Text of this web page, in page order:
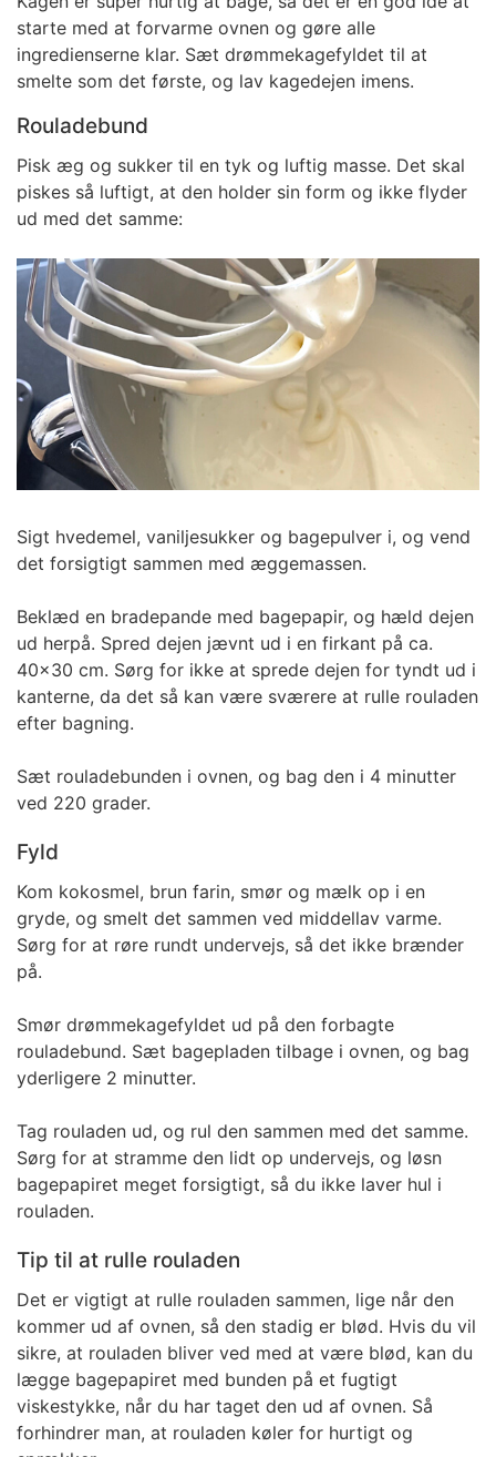
starte med at forvarme ovnen og gøre alle
ingredienserne klar. Sæt drømmekagefyldet til at
smelte som det første, og lav kagedejen imens.
Rouladebund
Pisk æg og sukker til en tyk og luftig masse. Det skal
piskes så luftigt, at den holder sin form og ikke flyder
ud med det samme:
Sigt hvedemel, vaniljesukker og bagepulver i, og vend
det forsigtigt sammen med æggemassen.
Beklæd en bradepande med bagepapir, og hæld dejen
ud herpå. Spred dejen jævnt ud i en firkant på ca.
40x30 cm. Sørg for ikke at sprede dejen for tyndt ud i
kanterne, da det så kan være sværere at rulle rouladen
efter bagning.
Sæt rouladebunden i ovnen, og bag den i 4 minutter
ved 220 grader.
Fyld
Kom kokosmel, brun farin, smør og mælk op i en
gryde, og smelt det sammen ved middellav varme.
Sørg for at røre rundt undervejs, så det ikke brænder
på.
Smør drømmekagefyldet ud på den forbagte
rouladebund. Sæt bagepladen tilbage i ovnen, og bag
yderligere 2 minutter.
Tag rouladen ud, og rul den sammen med det samme.
Sørg for at stramme den lidt op undervejs, og løsn
bagepapiret meget forsigtigt, så du ikke laver hul i
rouladen.
Tip til at rulle rouladen
Det er vigtigt at rulle rouladen sammen, lige når den
kommer ud af ovnen, så den stadig er blød. Hvis du vil
sikre, at rouladen bliver ved med at være blød, kan du
lægge bagepapiret med bunden på et fugtigt
viskestykke, når du har taget den ud af ovnen. Så
forhindrer man, at rouladen køler for hurtigt og